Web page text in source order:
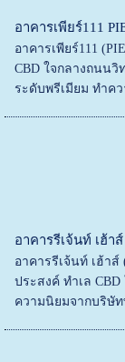
อาคารเพียร์111
อาคารเพียร์111
CBD ใจกลางถนนวิ
ระดับพรีเมียม ทำคว
อาคารรีเจ้นท์ เฮ้า
อาคารรีเจ้นท์ เฮ้าส์
ประสงค์ ทำเล
ความนิยมจากบริษัท